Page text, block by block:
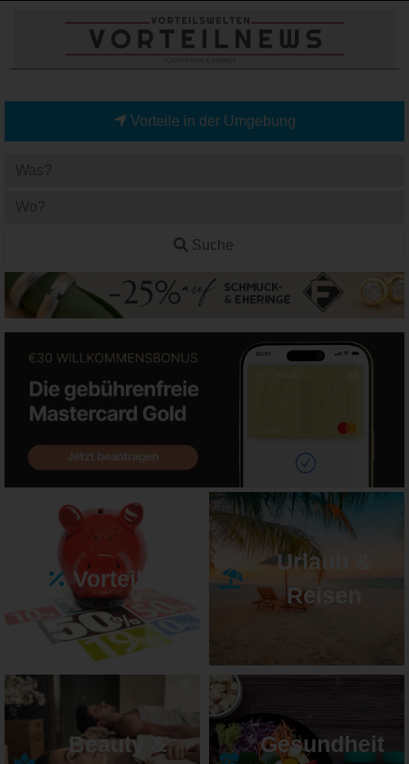
Vorteile in der Umgebung
Suche
Vorteile
Urlaub &
Reisen
Beauty &
Gesundheit